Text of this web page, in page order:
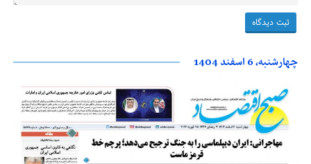
چهارشنبه، 6 اسفند 1404